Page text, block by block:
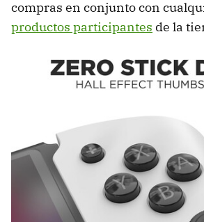
compras en conjunto con
productos participantes de la